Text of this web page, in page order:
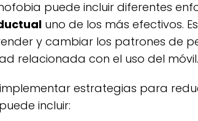
puede incluir diferentes
uno de los más efectivos.
y cambiar los patrones de
relacionada con el uso del móvil.
estrategias para
incluir: